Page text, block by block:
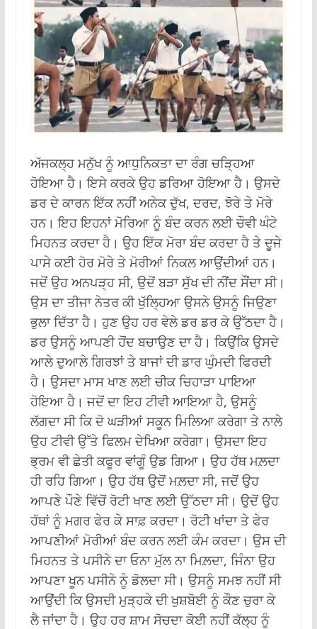
ਅੱਜਕਲ੍ਹ ਮਨੁੱਖ ਨੂੰ ਆਧੁਨਿਕਤਾ ਦਾ ਰੰਗ ਚੜ੍ਹਿਆ
ਹੋਇਆ ਹੈ। ਇਸੇ ਕਰਕੇ ਉਹ ਡਰਿਆ ਹੋਇਆ ਹੈ। ਉਸਦੇ
ਡਰ ਦੇ ਕਾਰਨ ਇੱਕ ਨਹੀਂ ਅਨੇਕ ਦੁੱਖ, ਦਰਦ, ਝੋਰੇ ਤੇ ਮੋਰੇ
ਹਨ। ਇਹ ਇਹਨਾਂ ਮੋਰਿਆ ਨੂੰ ਬੰਦ ਕਰਨ ਲਈ ਚੌਵੀ ਘੰਟੇ
ਮਿਹਨਤ ਕਰਦਾ ਹੈ। ਉਹ ਇੱਕ ਮੋਰਾ ਬੰਦ ਕਰਦਾ ਹੈ ਤੇ ਦੂਜੇ
ਪਾਸੇ ਕਈ ਹੋਰ ਮੋਰੇ ਤੇ ਮੋਰੀਆਂ ਨਿਕਲ ਆਉਂਦੀਆਂ ਹਨ।
ਜਦੋਂ ਉਹ ਅਨਪੜ੍ਹ ਸੀ, ਉਦੋਂ ਬੜਾ ਸੁੱਖ ਦੀ ਨੀਂਦ ਸੌਂਦਾ ਸੀ।
ਉਸ ਦਾ ਤੀਜਾ ਨੇਤਰ ਕੀ ਖੁੱਲ੍ਹਿਆ ਉਸਨੇ ਉਸਨੂੰ ਜਿਉਣਾ
ਭੁਲਾ ਦਿੱਤਾ ਹੈ। ਹੁਣ ਉਹ ਹਰ ਵੇਲੇ ਡਰ ਡਰ ਕੇ ਉੱਠਦਾ ਹੈ।
ਡਰ ਉਸਨੂੰ ਆਪਣੀ ਹੋਂਦ ਬਚਾਉਣ ਦਾ ਹੈ। ਕਿਉਂਕਿ ਉਸਦੇ
ਆਲੇ ਦੁਆਲੇ ਗਿਰਝਾਂ ਤੇ ਬਾਜਾਂ ਦੀ ਡਾਰ ਘੁੰਮਦੀ ਫਿਰਦੀ
ਹੈ। ਉਸਦਾ ਮਾਸ ਖਾਣ ਲਈ ਚੀਕ ਚਿਹਾੜਾ ਪਾਇਆ
ਹੋਇਆ ਹੈ। ਜਦੋਂ ਦਾ ਇਹ ਟੀਵੀ ਆਇਆ ਹੈ, ਉਸਨੂੰ
ਲੱਗਦਾ ਸੀ ਕਿ ਦੋ ਘੜੀਆਂ ਸਕੂਨ ਮਿਲਿਆ ਕਰੇਗਾ ਤੇ ਨਾਲੇ
ਉਹ ਟੀਵੀ ਉੱਤੇ ਫਿਲਮ ਦੇਖਿਆ ਕਰੇਗਾ। ਉਸਦਾ ਇਹ
ਭ੍ਰਮ ਵੀ ਛੇਤੀ ਕਫੂਰ ਵਾਂਗੂੰ ਉਡ ਗਿਆ। ਉਹ ਹੱਥ ਮਲ਼ਦਾ
ਹੀ ਰਹਿ ਗਿਆ। ਉਹ ਹੱਥ ਉਦੋਂ ਮਲ਼ਦਾ ਸੀ, ਜਦੋਂ ਉਹ
ਆਪਣੇ ਪੌਣੇ ਵਿੱਚੋਂ ਰੋਟੀ ਖਾਣ ਲਈ ਉੱਠਦਾ ਸੀ। ਉਦੋਂ ਉਹ
ਹੱਥਾਂ ਨੂੰ ਮਗਰ ਫੇਰ ਕੇ ਸਾਫ਼ ਕਰਦਾ। ਰੋਟੀ ਖਾਂਦਾ ਤੇ ਫੇਰ
ਆਪਣੀਆਂ ਮੋਰੀਆਂ ਬੰਦ ਕਰਨ ਲਈ ਕੰਮ ਕਰਦਾ। ਉਸ ਦੀ
ਮਿਹਨਤ ਤੇ ਪਸੀਨੇ ਦਾ ਓਨਾ ਮੁੱਲ ਨਾ ਮਿਲ਼ਦਾ, ਜਿੰਨਾ ਉਹ
ਆਪਣਾ ਖੂਨ ਪਸੀਨੇ ਨੂੰ ਡੋਲਦਾ ਸੀ। ਉਸਨੂੰ ਸਮਝ ਨਹੀਂ ਸੀ
ਆਉਂਦੀ ਕਿ ਉਸਦੀ ਮੁੜ੍ਹਕੇ ਦੀ ਖੁਸ਼ਬੋਈ ਨੂੰ ਕੌਣ ਚੁਰਾ ਕੇ
ਲੈ ਜਾਂਦਾ ਹੈ। ਉਹ ਹਰ ਸ਼ਾਮ ਸੋਚਦਾ ਕੋਈ ਨਹੀਂ ਕੱਲ੍ਹ ਨੂੰ